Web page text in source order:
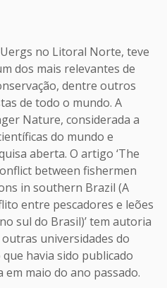
no Litoral Norte, teve
dos mais relevantes de
dentre outros
de todo o mundo. A
Nature, considerada a
do mundo e
aberta. O artigo ‘The
between fishermen
in southern Brazil (A
entre pescadores e leões
sul do Brasil)’ tem autoria
universidades do
havia sido publicado
maio do ano passado.